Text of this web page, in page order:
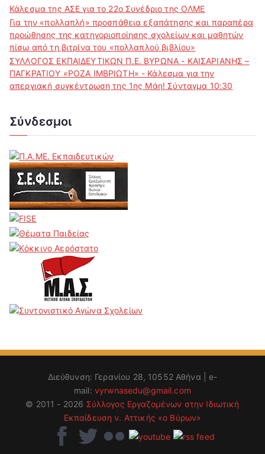
Κάλεσμα της ΑΣΕ για το 22ο Συνέδριο της ΟΛΜΕ
Για την «πολλαπλή» προσπάθεια εξαπάτησης και παραπέρα
προώθησης της κατηγοριοποίησης σχολείων και μαθητών
πίσω από τη βιτρίνα του «πολλαπλού βιβλίου»
ΣΥΛΛΟΓΟΣ ΕΚΠΑΙΔΕΥΤΙΚΩΝ Π.Ε. ΒΥΡΩΝΑ - ΚΑΙΣΑΡΙΑΝΗΣ –
ΠΑΓΚΡΑΤΙΟΥ «ΡΟΖΑ ΙΜΒΡΙΩΤΗ» - Κάλεσμα για την
απεργιακή συγκέντρωση της 1ης Μάη! Σύνταγμα 10:30
Σύνδεσμοι
Διεύθυνση: Γερανίου 28, 10552 Αθήνα | e-
mail: vyrwnasedu@gmail.com
© 2011 - 2026 Σύλλογος Εργαζομένων στην Ιδιωτική
Εκπαίδευση ν. Αττικής «ο Βύρων»